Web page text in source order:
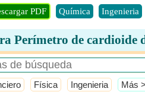
PDF Química Ingenieria
Perímetro de cardioide
Física Ingenieria ​Más